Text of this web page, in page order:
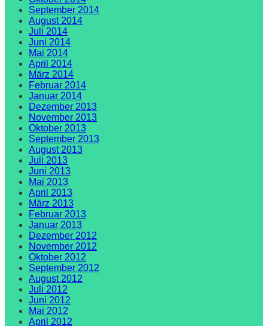
September 2014
August 2014
Juli 2014
Juni 2014
Mai 2014
April 2014
März 2014
Februar 2014
Januar 2014
Dezember 2013
November 2013
Oktober 2013
September 2013
August 2013
Juli 2013
Juni 2013
Mai 2013
April 2013
März 2013
Februar 2013
Januar 2013
Dezember 2012
November 2012
Oktober 2012
September 2012
August 2012
Juli 2012
Juni 2012
Mai 2012
April 2012